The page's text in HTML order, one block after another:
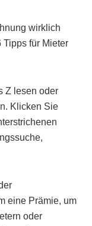
wirklich
für Mieter
Z lesen oder
Klicken Sie
eine Prämie, um
oder